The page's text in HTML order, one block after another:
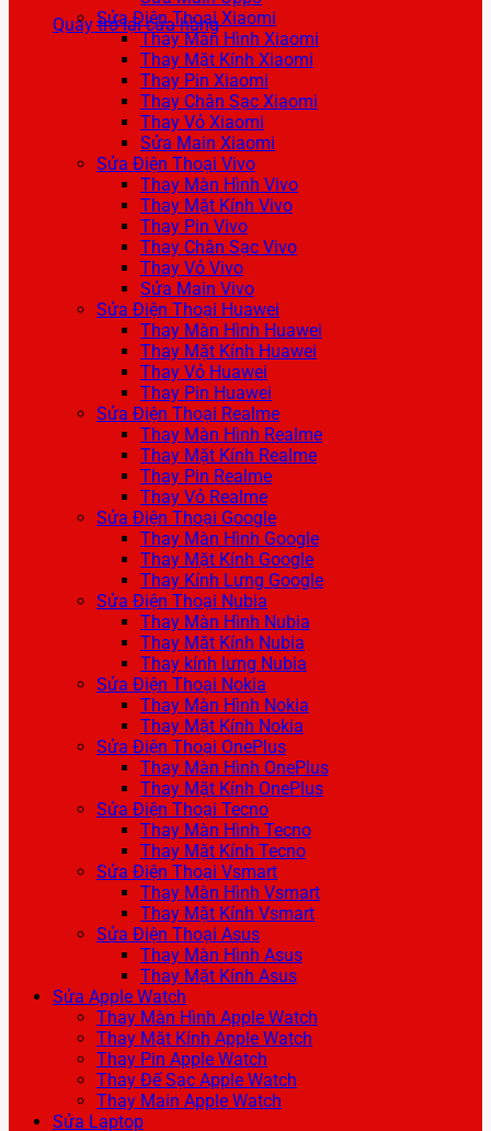
Quay trở lại cửa hàng
Sửa Điện Thoại Xiaomi
Thay Màn Hình Xiaomi
Thay Mặt Kính Xiaomi
Thay Pin Xiaomi
Thay Chân Sạc Xiaomi
Thay Vỏ Xiaomi
Sửa Main Xiaomi
Sửa Điện Thoại Vivo
Thay Màn Hình Vivo
Thay Mặt Kính Vivo
Thay Pin Vivo
Thay Chân Sạc Vivo
Thay Vỏ Vivo
Sửa Main Vivo
Sửa Điện Thoại Huawei
Thay Màn Hình Huawei
Thay Mặt Kính Huawei
Thay Vỏ Huawei
Thay Pin Huawei
Sửa Điện Thoại Realme
Thay Màn Hình Realme
Thay Mặt Kính Realme
Thay Pin Realme
Thay Vỏ Realme
Sửa Điện Thoại Google
Thay Màn Hình Google
Thay Mặt Kính Google
Thay Kính Lưng Google
Sửa Điện Thoại Nubia
Thay Màn Hình Nubia
Thay Mặt Kính Nubia
Thay kính lưng Nubia
Sửa Điện Thoại Nokia
Thay Màn Hình Nokia
Thay Mặt Kính Nokia
Sửa Điện Thoại OnePlus
Thay Màn Hình OnePlus
Thay Mặt Kính OnePlus
Sửa Điện Thoại Tecno
Thay Màn Hình Tecno
Thay Mặt Kính Tecno
Sửa Điện Thoại Vsmart
Thay Màn Hình Vsmart
Thay Mặt Kính Vsmart
Sửa Điện Thoại Asus
Thay Màn Hình Asus
Thay Mặt Kính Asus
Sửa Apple Watch
Thay Màn Hình Apple Watch
Thay Mặt Kính Apple Watch
Thay Pin Apple Watch
Thay Đế Sạc Apple Watch
Thay Main Apple Watch
Sửa Laptop